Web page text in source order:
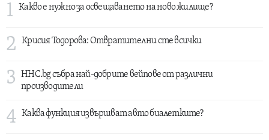
1 Какво е нужно за освещаването на ново жилище?
2 Крисия Тодорова: Отвратителни сте всички
3
HHC.bg събра най-добрите вейпове от различни
производители
4 Каква функция извършват авто биалетките?